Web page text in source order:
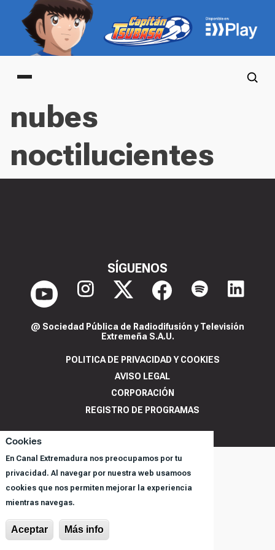
Cookies
En Canal Extremadura nos preocupamos por tu
privacidad. Al navegar por nuestra web usamoos
cookies que nos permiten mejorar la experiencia
mientras navegas.
Aceptar Más info
Main menu
nubes
noctilucientes
SÍGUENOS
@ Sociedad Pública de Radiodifusión y Televisión
Extremeña S.A.U.
POLITICA DE PRIVACIDAD Y COOKIES
AVISO LEGAL
CORPORACIÓN
REGISTRO DE PROGRAMAS